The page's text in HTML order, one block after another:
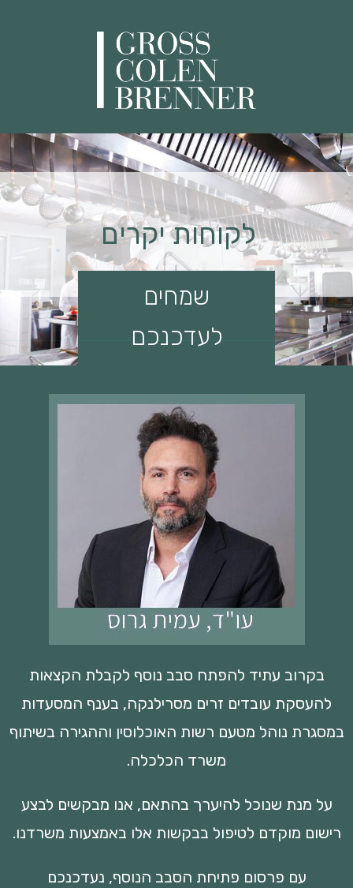
לקוחות יקרים
שמחים
לעדכנכם
בקרוב עתיד להפתח סבב נוסף לקבלת הקצאות
להעסקת עובדים זרים מסרילנקה, בענף המסעדות
במסגרת נוהל מטעם רשות האוכלוסין וההגירה בשיתוף
משרד הכלכלה.
על מנת שנוכל להיערך בהתאם, אנו מבקשים לבצע
רישום מוקדם לטיפול בבקשות אלו באמצעות משרדנו.
עם פרסום פתיחת הסבב הנוסף, נעדכנכם